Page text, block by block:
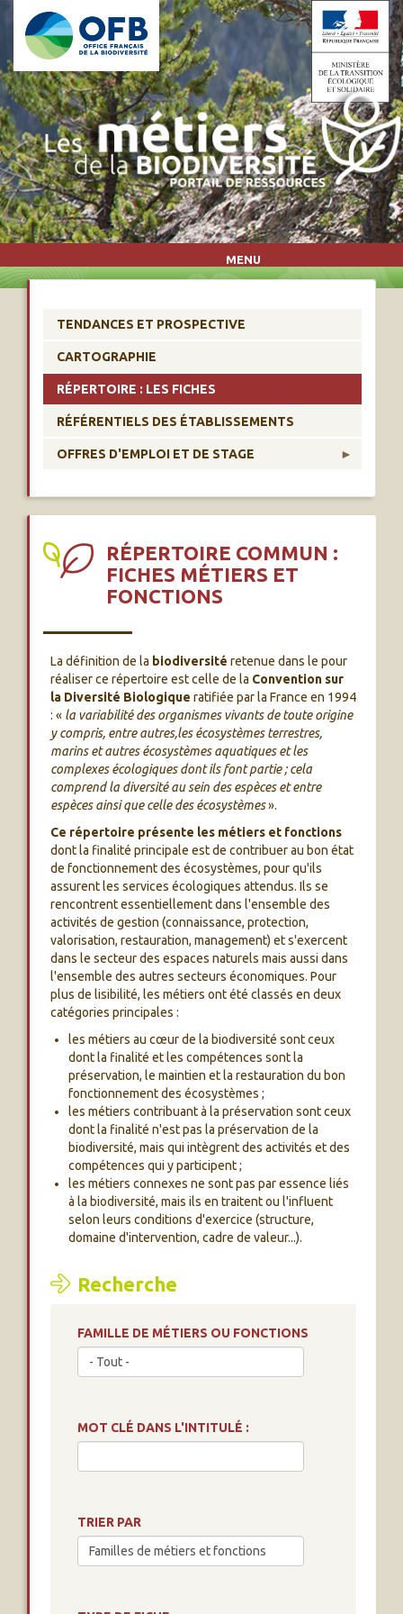
Aller au contenu principal
MENU
TENDANCES ET PROSPECTIVE
CARTOGRAPHIE
RÉPERTOIRE : LES FICHES
RÉFÉRENTIELS DES ÉTABLISSEMENTS
OFFRES D'EMPLOI ET DE STAGE
RÉPERTOIRE COMMUN :
FICHES MÉTIERS ET
FONCTIONS
La définition de la biodiversité retenue dans le pour
réaliser ce répertoire est celle de la Convention sur
la Diversité Biologique ratifiée par la France en 1994
: «la variabilité des organismes vivants de toute origine
y compris, entre autres,les écosystèmes terrestres,
marins et autres écosystèmes aquatiques et les
complexes écologiques dont ils font partie ; cela
comprend la diversité au sein des espèces et entre
espèces ainsi que celle des écosystèmes».
Ce répertoire présente les métiers et fonctions
dont la finalité principale est de contribuer au bon état
de fonctionnement des écosystèmes, pour qu'ils
assurent les services écologiques attendus. Ils se
rencontrent essentiellement dans l'ensemble des
activités de gestion (connaissance, protection,
valorisation, restauration, management) et s'exercent
dans le secteur des espaces naturels mais aussi dans
l'ensemble des autres secteurs économiques. Pour
plus de lisibilité, les métiers ont été classés en deux
catégories principales :
les métiers au cœur de la biodiversité sont ceux
dont la finalité et les compétences sont la
préservation, le maintien et la restauration du bon
fonctionnement des écosystèmes ;
les métiers contribuant à la préservation sont ceux
dont la finalité n'est pas la préservation de la
biodiversité, mais qui intègrent des activités et des
compétences qui y participent ;
les métiers connexes ne sont pas par essence liés
à la biodiversité, mais ils en traitent ou l'influent
selon leurs conditions d'exercice (structure,
domaine d'intervention, cadre de valeur...).
Recherche
FAMILLE DE MÉTIERS OU FONCTIONS
MOT CLÉ DANS L'INTITULÉ :
TRIER PAR